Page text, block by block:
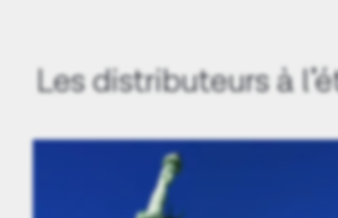
Les distributeurs à